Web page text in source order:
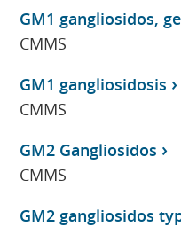
GM1 gangliosidos,
CMMS
GM1 gangliosidosis
CMMS
GM2 Gangliosidos
CMMS
GM2 gangliosidos